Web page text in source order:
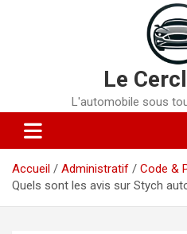
Le
L'automobile sous
Accueil Administratif
Code &
Quels sont les avis sur Stych